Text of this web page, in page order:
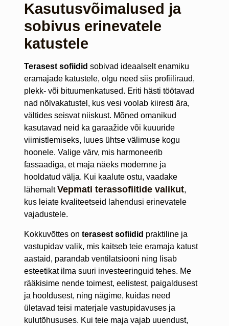
Kasutusvõimalused ja
sobivus erinevatele
katustele
Terasest sofiidid sobivad ideaalselt enamiku
eramajade katustele, olgu need siis profiiliraud,
plekk- või bituumenkatused. Eriti hästi töötavad
nad nõlvakatustel, kus vesi voolab kiiresti ära,
vältides seisvat niiskust. Mõned omanikud
kasutavad neid ka garaažide või kuuuride
viimistlemiseks, luues ühtse välimuse kogu
hoonele. Valige värv, mis harmoneerib
fassaadiga, et maja näeks modernne ja
hooldatud välja. Kui kaalute ostu, vaadake
lähemaltVepmati terassofiitide valikut,
kus leiate kvaliteetseid lahendusi erinevatele
vajadustele.
Kokkuvõttes on terasest sofiidid praktiline ja
vastupidav valik, mis kaitseb teie eramaja katust
aastaid, parandab ventilatsiooni ning lisab
esteetikat ilma suuri investeeringuid tehes. Me
rääkisime nende toimest, eelistest, paigaldusest
ja hooldusest, ning nägime, kuidas need
ületavad teisi materjale vastupidavuses ja
kulutõhususes. Kui teie maja vajab uuendust,